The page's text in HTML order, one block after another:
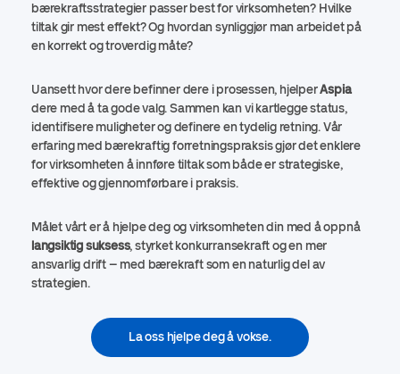
bærekraftsstrategier passer best for virksomheten? Hvilke
tiltak gir mest effekt? Og hvordan synliggjør man arbeidet på
en korrekt og troverdig måte?
Uansett hvor dere befinner dere i prosessen, hjelperAspia
dere med å ta gode valg. Sammen kan vi kartlegge status,
identifisere muligheter og definere en tydelig retning. Vår
erfaring med bærekraftig forretningspraksis gjør det enklere
for virksomheten å innføre tiltak som både er strategiske,
effektive og gjennomførbare i praksis.
Målet vårt er å hjelpe deg og virksomheten din med å oppnå
langsiktig suksess, styrket konkurransekraft og en mer
ansvarlig drift – med bærekraft som en naturlig del av
strategien.
La oss hjelpe deg å vokse.